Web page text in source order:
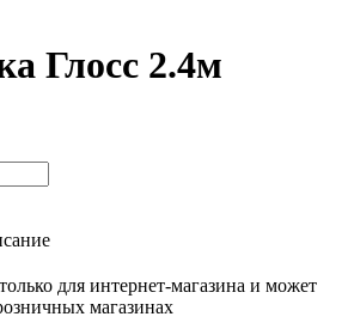
Глосс 2.4м
для интернет-магазина и может
магазинах